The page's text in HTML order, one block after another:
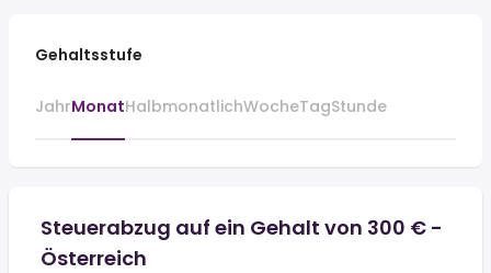
Gehaltsstufe
JahrMonatHalbmonatlichWocheTagStunde
Steuerabzug auf ein Gehalt von 300 € -
Österreich